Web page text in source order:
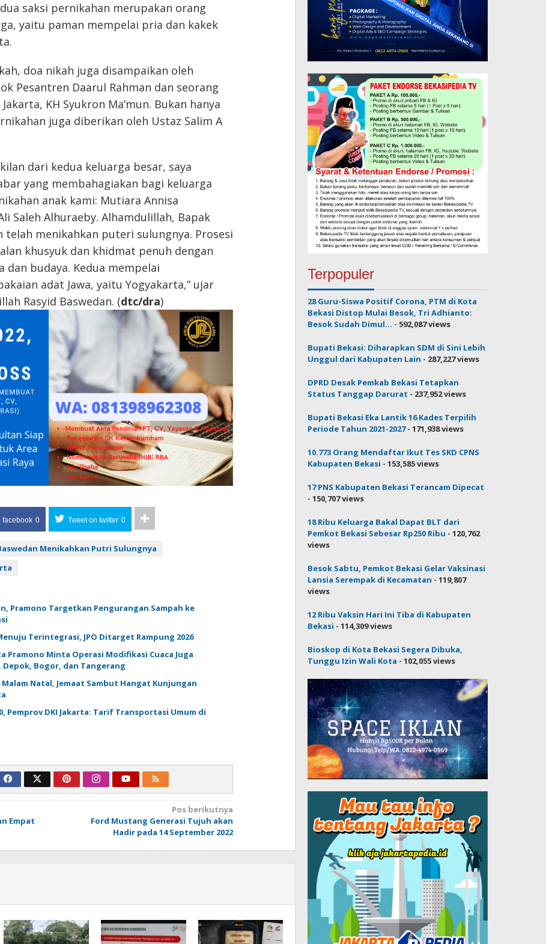
saksi pernikahan merupakan orang
yaitu paman mempelai pria dan kakek
doa nikah juga disampaikan oleh
Pesantren Daarul Rahman dan seorang
KH Syukron Ma’mun. Bukan hanya
juga diberikan oleh Ustaz Salim A
dari kedua keluarga besar, saya
yang membahagiakan bagi keluarga
anak kami: Mutiara Annisa
Saleh Alhuraeby. Alhamdulillah, Bapak
telah menikahkan puteri sulungnya. Prosesi
khusyuk dan khidmat penuh dengan
dan budaya. Kedua mempelai
adat Jawa, yaitu Yogyakarta,” ujar
Rasyid Baswedan. (dtc/dra)
facebook 0 Tweet on twitter 0
Menikahkan Putri Sulungnya
Pramono Targetkan Pengurangan Sampah ke
Terintegrasi, JPO Ditarget Rampung 2026
Pramono Minta Operasi Modifikasi Cuaca Juga
Depok, Bogor, dan Tangerang
Natal, Jemaat Sambut Hangat Kunjungan
Pemprov DKI Jakarta: Tarif Transportasi Umum di
Empat
Pos berikutnya
Ford Mustang Generasi Tujuh akan
Hadir pada 14 September 2022
Terpopuler
28 Guru-Siswa Positif Corona, PTM di Kota
Bekasi Distop Mulai Besok, Tri Adhianto:
Besok Sudah Dimul... - 592,087 views
Bupati Bekasi: Diharapkan SDM di Sini Lebih
Unggul dari Kabupaten Lain - 287,227 views
DPRD Desak Pemkab Bekasi Tetapkan
Status Tanggap Darurat - 237,952 views
Bupati Bekasi Eka Lantik 16 Kades Terpilih
Periode Tahun 2021-2027- 171,938 views
10.773 Orang Mendaftar Ikut Tes SKD CPNS
Kabupaten Bekasi - 153,585 views
17 PNS Kabupaten Bekasi Terancam Dipecat
- 150,707 views
18 Ribu Keluarga Bakal Dapat BLT dari
Pemkot Bekasi Sebesar Rp250 Ribu - 120,762
views
Besok Sabtu, Pemkot Bekasi Gelar Vaksinasi
Lansia Serempak di Kecamatan - 119,807
views
12 Ribu Vaksin Hari Ini Tiba di Kabupaten
Bekasi - 114,309 views
Bioskop di Kota Bekasi Segera Dibuka,
Tunggu Izin Wali Kota - 102,055 views